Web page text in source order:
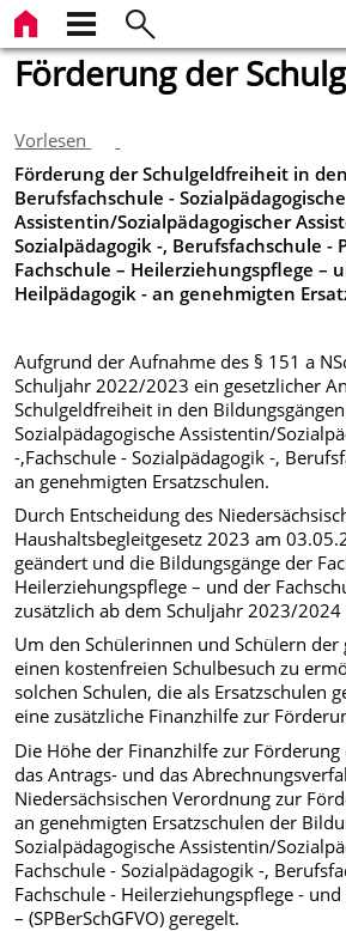
Förderung der
Vorlesen
Förderung der Schulgeldfreiheit in
Berufsfachschule - Sozialpädagogische
Assistentin/Sozialpädagogischer
Sozialpädagogik -, Berufsfachschule -
Fachschule – Heilerziehungspflege –
Heilpädagogik - an genehmigten
Aufgrund der Aufnahme des § 151 a
Schuljahr 2022/2023 ein gesetzlicher
Schulgeldfreiheit in den
Sozialpädagogische Assistentin/
-,Fachschule - Sozialpädagogik -,
an genehmigten Ersatzschulen.
Durch Entscheidung des
Haushaltsbegleitgesetz 2023 am
geändert und die Bildungsgänge der
Heilerziehungspflege – und der
zusätzlich ab dem Schuljahr 2023/
Um den Schülerinnen und Schülern
einen kostenfreien Schulbesuch zu
solchen Schulen, die als Ersatzschulen
eine zusätzliche Finanzhilfe zur
Die Höhe der Finanzhilfe zur
das Antrags- und das
Niedersächsischen Verordnung zur
an genehmigten Ersatzschulen der
Sozialpädagogische Assistentin/
Fachschule - Sozialpädagogik -,
Fachschule - Heilerziehungspflege -
– (SPBerSchGFVO) geregelt.